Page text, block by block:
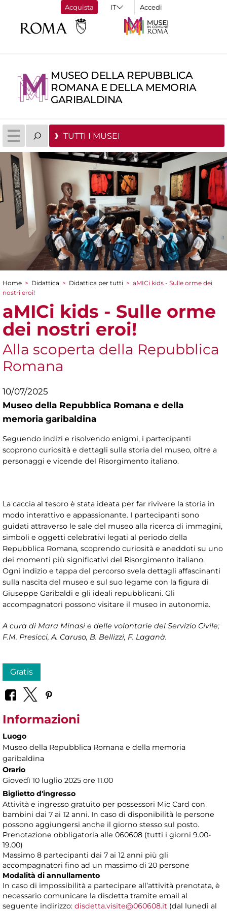
Acquista Accedi
MUSEO DELLA REPUBBLICA
ROMANA E DELLA MEMORIA
GARIBALDINA
TUTTI I MUSEI
Tu sei qui
Home > Didattica > Didattica per tutti > aMICi kids - Sulle orme dei
nostri eroi!
aMICi kids - Sulle orme
dei nostri eroi!
Alla scoperta della Repubblica
Romana
10/07/2025
Museo della Repubblica Romana e della
memoria garibaldina
Seguendo indizi e risolvendo enigmi, i partecipanti
scoprono curiosità e dettagli sulla storia del museo, oltre a
personaggi e vicende del Risorgimento italiano.
La caccia al tesoro è stata ideata per far rivivere la storia in
modo interattivo e appassionante. I partecipanti sono
guidati attraverso le sale del museo alla ricerca di immagini,
simboli e oggetti celebrativi legati al periodo della
Repubblica Romana, scoprendo curiosità e aneddoti su uno
dei momenti più significativi del Risorgimento italiano.
Ogni indizio e tappa del percorso svela dettagli affascinanti
sulla nascita del museo e sul suo legame con la figura di
Giuseppe Garibaldi e gli ideali repubblicani. Gli
accompagnatori possono visitare il museo in autonomia.
A cura di Mara Minasi e delle volontarie del Servizio Civile;
F.M. Presicci, A. Caruso, B. Bellizzi, F. Laganà.
Gratis
Informazioni
Luogo
Museo della Repubblica Romana e della memoria
garibaldina
Orario
Giovedì 10 luglio 2025 ore 11.00
Biglietto d'ingresso
Attività e ingresso gratuito per possessori Mic Card con
bambini dai 7 ai 12 anni. In caso di disponibilità le persone
possono aggiungersi anche il giorno stesso sul posto.
Prenotazione obbligatoria alle 060608 (tutti i giorni 9.00-
19.00)
Massimo 8 partecipanti dai 7 ai 12 anni più gli
accompagnatori fino ad un massimo di 20 persone
Modalità di annullamento
In caso di impossibilità a partecipare all’attività prenotata, è
necessario comunicare la disdetta tramite email al
seguente indirizzo: disdetta.visite@060608.it (dal lunedì al